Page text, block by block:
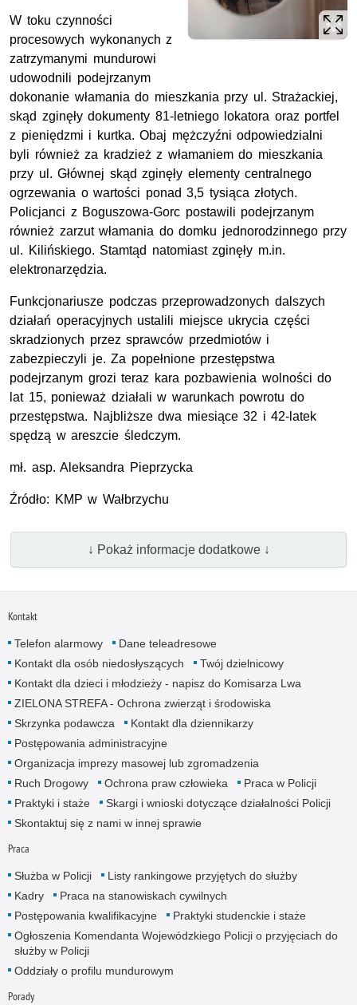
W toku czynności
procesowych wykonanych z
zatrzymanymi mundurowi
udowodnili podejrzanym
dokonanie włamania do mieszkania przy ul. Strażackiej,
skąd zginęły dokumenty 81-letniego lokatora oraz portfel
z pieniędzmi i kurtka. Obaj mężczyźni odpowiedzialni
byli również za kradzież z włamaniem do mieszkania
przy ul. Głównej skąd zginęły elementy centralnego
ogrzewania o wartości ponad 3,5 tysiąca złotych.
Policjanci z Boguszowa-Gorc postawili podejrzanym
również zarzut włamania do domku jednorodzinnego przy
ul. Kilińskiego. Stamtąd natomiast zginęły m.in.
elektronarzędzia.
Funkcjonariusze podczas przeprowadzonych dalszych
działań operacyjnych ustalili miejsce ukrycia części
skradzionych przez sprawców przedmiotów i
zabezpieczyli je. Za popełnione przestępstwa
podejrzanym grozi teraz kara pozbawienia wolności do
lat 15, ponieważ działali w warunkach powrotu do
przestępstwa. Najbliższe dwa miesiące 32 i 42-latek
spędzą w areszcie śledczym.
mł. asp. Aleksandra Pieprzycka
Źródło: KMP w Wałbrzychu
↓ Pokaż informacje dodatkowe ↓
Kontakt
Telefon alarmowy
Dane teleadresowe
Kontakt dla osób niedosłyszących
Twój dzielnicowy
Kontakt dla dzieci i młodzieży - napisz do Komisarza Lwa
ZIELONA STREFA - Ochrona zwierząt i środowiska
Skrzynka podawcza
Kontakt dla dziennikarzy
Postępowania administracyjne
Organizacja imprezy masowej lub zgromadzenia
Ruch Drogowy
Ochrona praw człowieka
Praca w Policji
Praktyki i staże
Skargi i wnioski dotyczące działalności Policji
Skontaktuj się z nami w innej sprawie
Praca
Służba w Policji
Listy rankingowe przyjętych do służby
Kadry
Praca na stanowiskach cywilnych
Postępowania kwalifikacyjne
Praktyki studenckie i staże
Ogłoszenia Komendanta Wojewódzkiego Policji o przyjęciach do
służby w Policji
Oddziały o profilu mundurowym
Porady